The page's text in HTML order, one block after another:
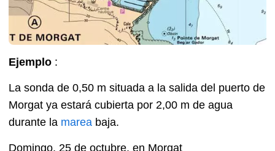
Ejemplo :
La sonda de 0,50 m situada a la salida del puerto de
Morgat ya estará cubierta por 2,00 m de agua
durante la marea baja.
Domingo, 25 de octubre, en Morgat